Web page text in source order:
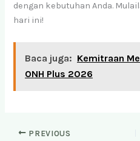
dengan kebutuhan Anda.
hari ini!
Baca juga: Kemitraan
ONH Plus 2026
PREVIOUS